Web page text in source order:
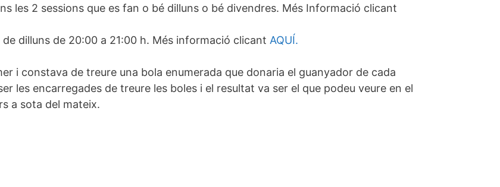
les 2 sessions que es fan o bé dilluns o bé divendres. Més Informació clicant
dilluns de 20:00 a 21:00 h. Més informació clicant AQUÍ.
i constava de treure una bola enumerada que donaria el guanyador de cada
les encarregades de treure les boles i el resultat va ser el que podeu veure en el
a sota del mateix.